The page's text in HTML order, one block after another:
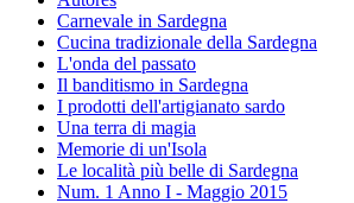
Carnevale in Sardegna
Cucina tradizionale della Sardegna
L'onda del passato
Il banditismo in Sardegna
I prodotti dell'artigianato sardo
Una terra di magia
Memorie di un'Isola
Le località più belle di Sardegna
Num. 1 Anno I - Maggio 2015